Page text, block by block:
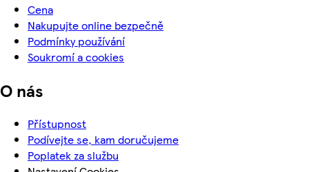
Cena
Nakupujte online bezpečně
Podmínky používání
Soukromí a cookies
O nás
Přístupnost
Podívejte se, kam doručujeme
Poplatek za službu